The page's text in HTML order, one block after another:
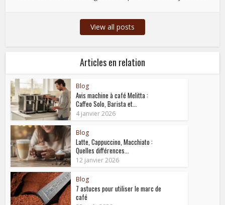
View all posts
Articles en relation
Blog
Avis machine à café Melitta :
Caffeo Solo, Barista et...
4 janvier 2026
Blog
Latte, Cappuccino, Macchiato :
Quelles différences...
12 janvier 2026
Blog
7 astuces pour utiliser le marc de
café